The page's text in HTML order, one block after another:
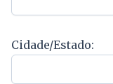
Cidade/Estado: